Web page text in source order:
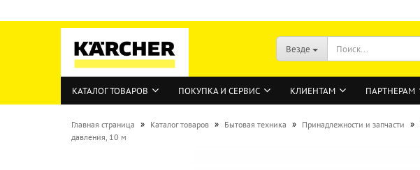
Везде
КАТАЛОГ ТОВАРОВ ПОКУПКА И СЕРВИС КЛИЕНТАМ ПАРТНЕРАМ
Главная страница » Каталог товаров » Бытовая техника » Принадлежности и запчасти »
давления, 10 м